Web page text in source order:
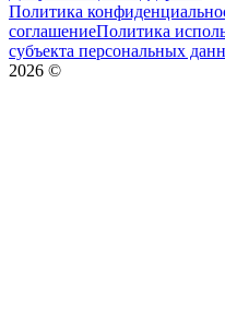
Политика
соглашениеПолитика
субъекта персональных
2026 ©